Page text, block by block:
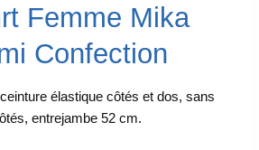
Femme Mika
Confection
élastique côtés et dos, sans
entrejambe 52 cm.